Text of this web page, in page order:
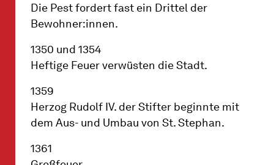
Die Pest fordert fast ein Drittel der
Bewohner:innen.
1350 und 1354
Heftige Feuer verwüsten die Stadt.
1359
Herzog Rudolf IV. der Stifter beginnte mit
dem Aus- und Umbau von St. Stephan.
1361